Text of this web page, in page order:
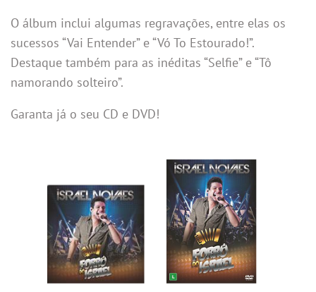
O álbum inclui algumas regravações, entre elas os
sucessos “Vai Entender” e “Vó To Estourado!”.
Destaque também para as inéditas “Selfie” e “Tô
namorando solteiro”.
Garanta já o seu CD e DVD!